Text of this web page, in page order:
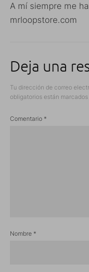
A mí siempre me
mrloopstore.com
Deja una
Tu dirección de correo
obligatorios están
Comentario *
Nombre *